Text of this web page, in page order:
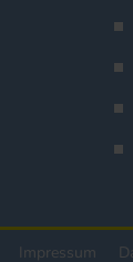
Impressum